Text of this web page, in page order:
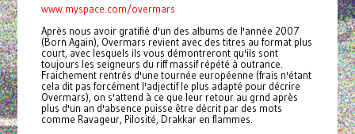
www.myspace.com/overmars
Après nous avoir gratifié d'un des albums de l'année 2007
(Born Again), Overmars revient avec des titres au format plus
court, avec lesquels ils vous démontreront qu'ils sont
toujours les seigneurs du riff massif répété à outrance.
Fraichement rentrés d'une tournée européenne (frais n'étant
cela dit pas forcément l'adjectif le plus adapté pour décrire
Overmars), on s'attend à ce que leur retour au grnd après
plus d'un an d'absence puisse être décrit par des mots
comme Ravageur, Pilosité, Drakkar en flammes.